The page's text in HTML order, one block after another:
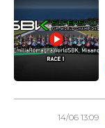
14/06 13:09